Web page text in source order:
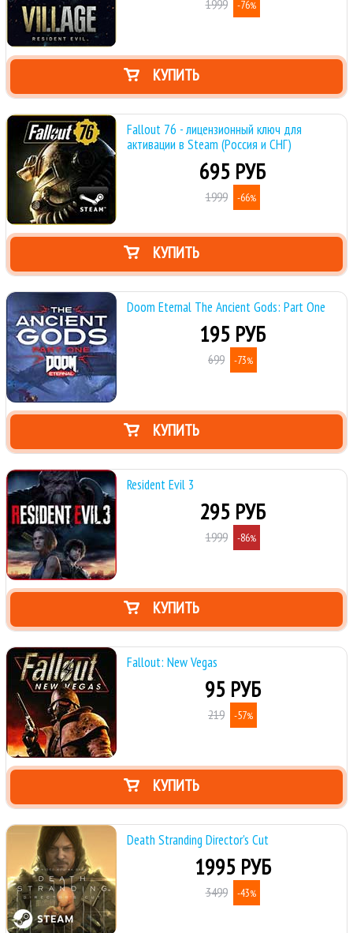
1999 -76%
КУПИТЬ
Fallout 76 - лицензионный ключ для
активации в Steam (Россия и СНГ)
695 РУБ
1999 -66%
КУПИТЬ
Doom Eternal The Ancient Gods: Part One
195 РУБ
699 -73%
КУПИТЬ
Resident Evil 3
295 РУБ
1999 -86%
КУПИТЬ
Fallout: New Vegas
95 РУБ
219 -57%
КУПИТЬ
Death Stranding Director's Cut
1995 РУБ
3499 -43%